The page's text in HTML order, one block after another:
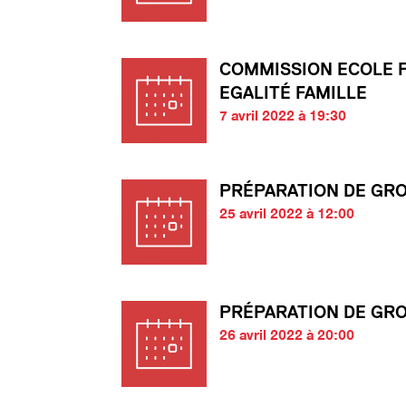
COMMISSION ECOLE
EGALITÉ FAMILLE
7 avril 2022 à 19:30
PRÉPARATION DE
25 avril 2022 à 12:00
PRÉPARATION DE
26 avril 2022 à 20:00